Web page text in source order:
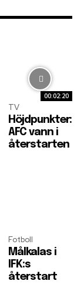
00:02:20
TV
Höjdpunkter:
AFC vann i
återstarten
Fotboll
Målkalas i
IFK:s
återstart